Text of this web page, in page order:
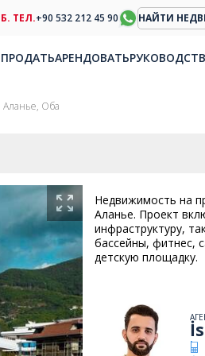
Аланье, Оба
Недвижимость на
Аланье. Проект
инфраструктуру,
бассейны, фитнес,
детскую площадку.
ТЕЛ.+90 532 212 45 90 НАЙТИ
ПРОДАТЬАРЕНДОВАТЬ